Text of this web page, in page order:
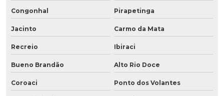
Congonhal Pirapetinga
Jacinto Carmo da Mata
Recreio Ibiraci
Bueno Brandão Alto Rio Doce
Coroaci Ponto dos Volantes